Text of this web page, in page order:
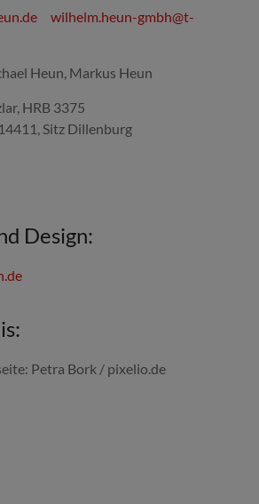
wilhelm.heun-gmbh@t-
Heun, Markus Heun
HRB 3375
Sitz Dillenburg
Design:
Petra Bork / pixelio.de